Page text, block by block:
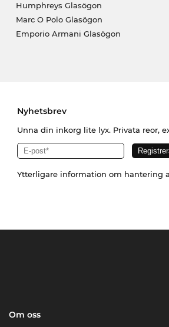
Humphreys Glasögon
Marc O Polo Glasögon
Emporio Armani Glasögon
Nyhetsbrev
Unna din inkorg lite lyx. Privata reor,
Ytterligare information om hantering
Om oss